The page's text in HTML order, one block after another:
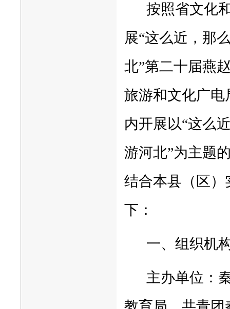
按照省文化
展“这么近，那
北”第二十届燕
旅游和文化广
内开展以“这么
游河北”为主题
结合本县（区
下：
一、组织机
主办单位：